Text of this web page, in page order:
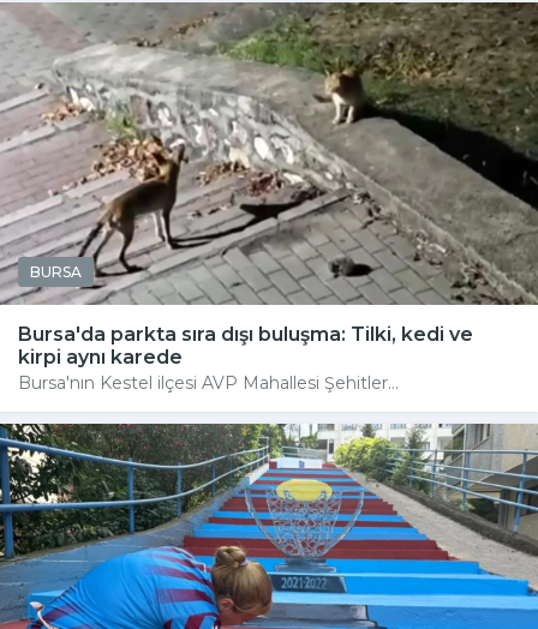
BURSA
Bursa'da parkta sıra dışı buluşma: Tilki, kedi ve
kirpi aynı karede
Bursa'nın Kestel ilçesi AVP Mahallesi Şehitler...